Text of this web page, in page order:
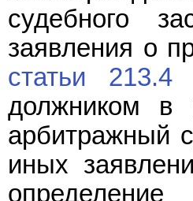
судебного
заявления о
статьи 213.4
должником в
арбитражный
иных